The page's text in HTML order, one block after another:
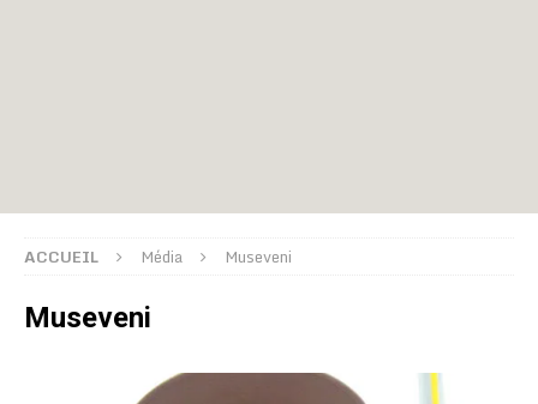
ACCUEIL Média Museveni
Museveni